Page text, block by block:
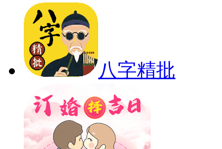
八字精批